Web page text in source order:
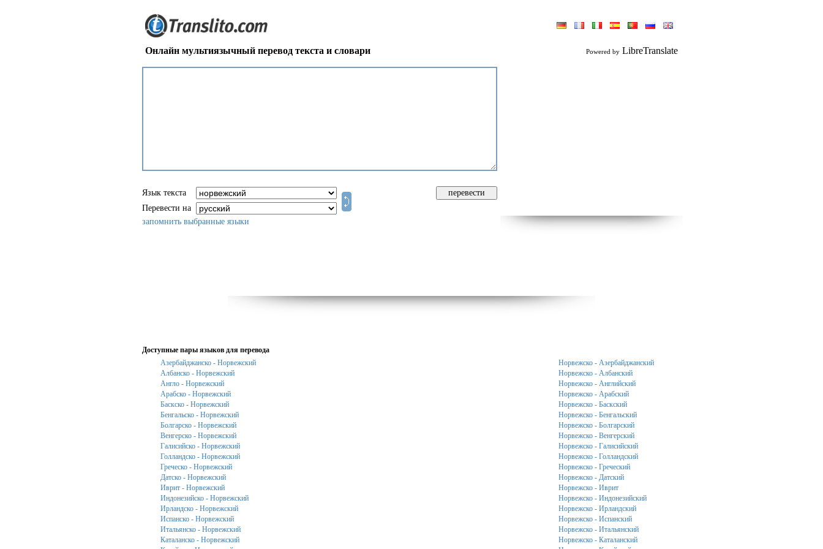
Онлайн мультиязычный перевод текста и словари Powered by LibreTranslate
Язык текста
Перевести на
запомнить выбранные языки
Доступные пары языков для перевода
Азербайджанско - Норвежский
Норвежско - Азербайджанский
Албанско - Норвежский
Норвежско - Албанский
Англо - Норвежский
Норвежско - Английский
Арабско - Норвежский
Норвежско - Арабский
Баскско - Норвежский
Норвежско - Баскский
Бенгальско - Норвежский
Норвежско - Бенгальский
Болгарско - Норвежский
Норвежско - Болгарский
Венгерско - Норвежский
Норвежско - Венгерский
Галисийско - Норвежский
Норвежско - Галисийский
Голландско - Норвежский
Норвежско - Голландский
Греческо - Норвежский
Норвежско - Греческий
Датско - Норвежский
Норвежско - Датский
Иврит - Норвежский
Норвежско - Иврит
Индонезийско - Норвежский
Норвежско - Индонезийский
Ирландско - Норвежский
Норвежско - Ирландский
Испанско - Норвежский
Норвежско - Испанский
Итальянско - Норвежский
Норвежско - Итальянский
Каталанско - Норвежский
Норвежско - Каталанский